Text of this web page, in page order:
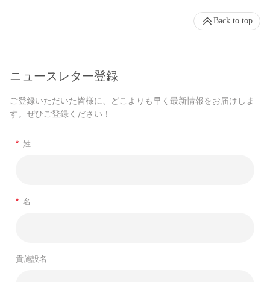
ニュースレター登録
ご登録いただいた皆様に、どこよりも早く最新情報をお届けしま
す。ぜひご登録ください！
* 姓
* 名
貴施設名
Back to top